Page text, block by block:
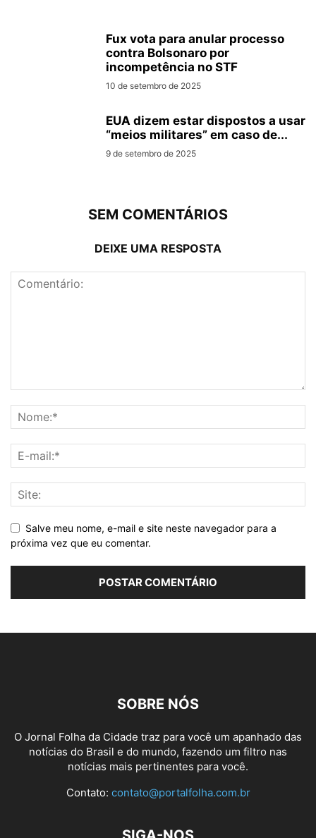
Fux vota para anular processo
contra Bolsonaro por
incompetência no STF
10 de setembro de 2025
EUA dizem estar dispostos a usar
“meios militares” em caso de...
9 de setembro de 2025
SEM COMENTÁRIOS
DEIXE UMA RESPOSTA
Salve meu nome, e-mail e site neste navegador para a
próxima vez que eu comentar.
SOBRE NÓS
O Jornal Folha da Cidade traz para você um apanhado das
notícias do Brasil e do mundo, fazendo um filtro nas
notícias mais pertinentes para você.
Contato: contato@portalfolha.com.br